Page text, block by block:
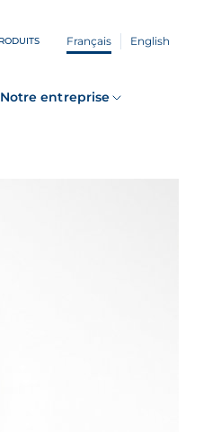
Français English
Notre entreprise